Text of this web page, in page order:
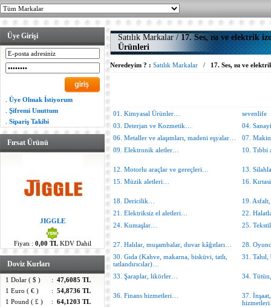
Üye Girişi
Üye Olmak İstiyorum
Şifremi Unuttum
Sipariş Takibi
Fırsat Ürünü
JIGGLE
Fiyatı : 0,00 TLKDV Dahil
Doviz Kurları
1 Dolar ( $ ) : 47,6085 TL
1 Euro ( € )
: 54,8736 TL
1 Pound ( £ )
: 64,1203 TL
Satılık Markalar / 17. Ses, ısı ve elektrik
Ürünleri
Neredeyim ? : Satılık Markalar / 17. Ses, ısı ve
01. Kimyasal Ürünler…
sevenlife
03. Deterjan ve Kozmetik…
04.
06. Metaller ve alaşımları, madeni eşyalar…
07.
09. Elektronik aletler…
10.
12. Motorlu araçlar ve gereçleri…
13.
15. Müzik aletleri…
16.
18. Dericilik…
19.
21. Elektriksiz el aletleri…
22.
24. Kumaşlar…
25.
27. Halılar, muşambalar, duvar kâğıtları…
28.
30. Gıda (Kahve, makarna, bisküvi, tatlı,
tatlandırıcılar)…
31.
33. Şaraplar, likörler… 34.
36. Finans hizmetleri…
37.